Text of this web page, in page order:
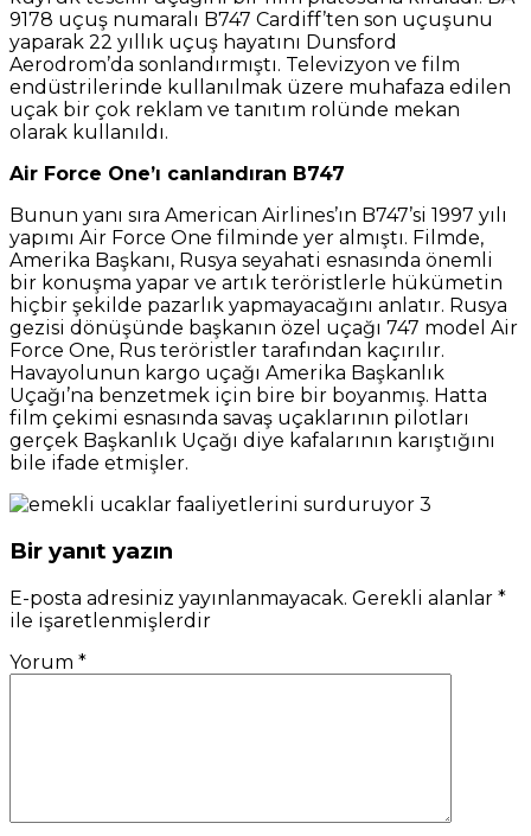
9178 uçuş numaralı B747 Cardiff’ten son uçuşunu
yaparak 22 yıllık uçuş hayatını Dunsford
Aerodrom’da sonlandırmıştı. Televizyon ve film
endüstrilerinde kullanılmak üzere muhafaza edilen
uçak bir çok reklam ve tanıtım rolünde mekan
olarak kullanıldı.
Air Force One’ı canlandıran B747
Bunun yanı sıra American Airlines’ın B747’si 1997 yılı
yapımı Air Force One filminde yer almıştı. Filmde,
Amerika Başkanı, Rusya seyahati esnasında önemli
bir konuşma yapar ve artık teröristlerle hükümetin
hiçbir şekilde pazarlık yapmayacağını anlatır. Rusya
gezisi dönüşünde başkanın özel uçağı 747 model Air
Force One, Rus teröristler tarafından kaçırılır.
Havayolunun kargo uçağı Amerika Başkanlık
Uçağı’na benzetmek için bire bir boyanmış. Hatta
film çekimi esnasında savaş uçaklarının pilotları
gerçek Başkanlık Uçağı diye kafalarının karıştığını
bile ifade etmişler.
Bir yanıt yazın
E-posta adresiniz yayınlanmayacak. Gerekli alanlar *
ile işaretlenmişlerdir
Yorum *